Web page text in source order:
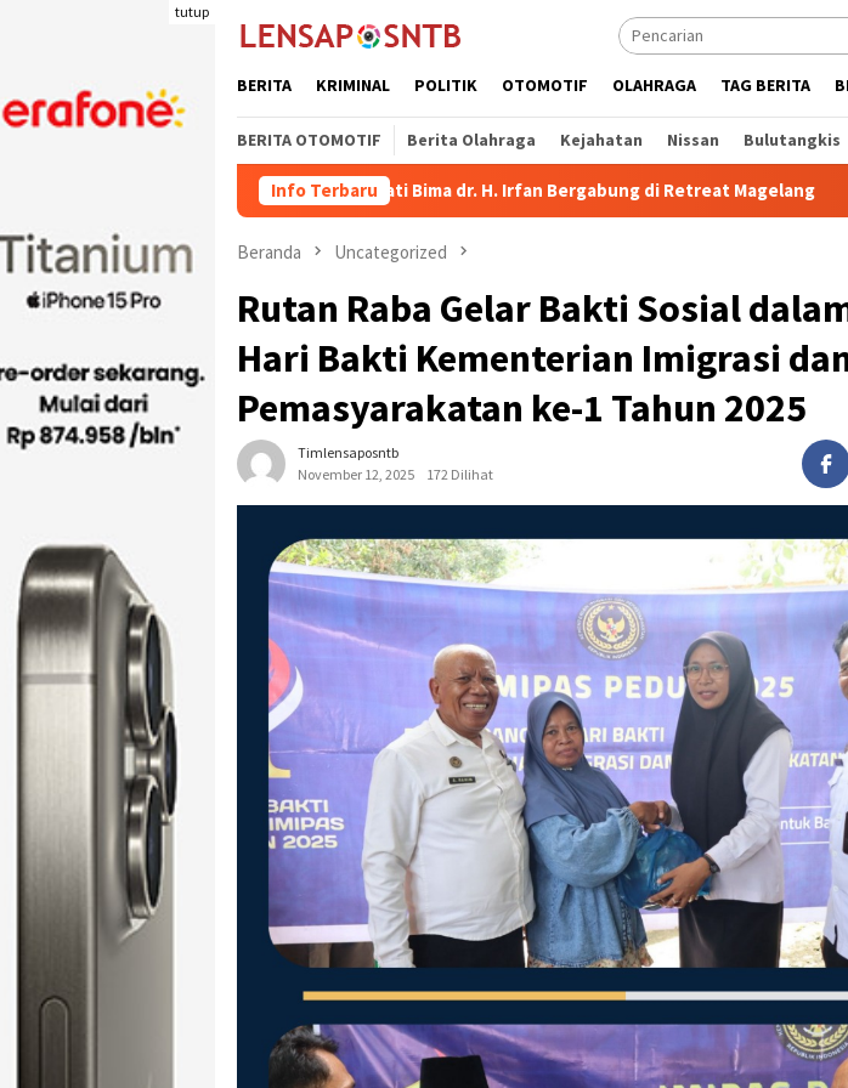
tutup
BERITA KRIMINAL POLITIK OTOMOTIF OLAHRAGA TAG BERITA
BERITA OTOMOTIF Berita Olahraga Kejahatan Nissan Bulutangkis
Info Terbaru
Wakil Bupati Bima dr. H. Irfan Bergabung di Retreat Magelang Rutan Kelas IIB
Beranda Uncategorized
Rutan Raba Gelar Bakti Sosial
Hari Bakti Kementerian Imigrasi
Pemasyarakatan ke-1 Tahun 2025
Timlensaposntb
November 12, 2025
172 Dilihat